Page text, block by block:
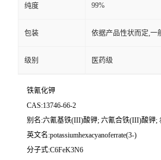
纯度 99%
包装 依据产品性状而定,一
级别 医药级
铁氰化钾
CAS:13746-66-2
别名:六氰基铁(III)酸钾; 六氰合铁(III)酸钾;
英文名:potassiumhexacyanoferrate(3-)
分子式:C6FeK3N6